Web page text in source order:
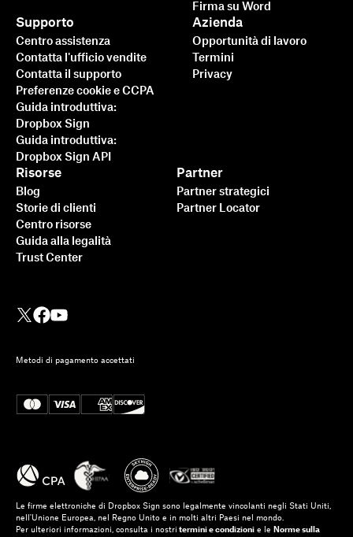
Più veloce, più intelligente,
più sicuro: ecco come
Dropbox Sign accelera il
business nel 2025
tutorial dettagliato
Ulteriori informazioni
Firma su Word
Supporto
Centro assistenza
Contatta l'ufficio vendite
Contatta il supporto
Preferenze cookie e CCPA
Guida introduttiva:
Dropbox Sign
Guida introduttiva:
Dropbox Sign API
Risorse
Blog
Storie di clienti
Centro risorse
Guida alla legalità
Trust Center
Partner
Partner strategici
Partner Locator
Azienda
Opportunità di lavoro
Termini
Privacy
Metodi di pagamento accettati
Le firme elettroniche di Dropbox Sign sono legalmente vincolanti negli Stati Uniti,
nell'Unione Europea, nel Regno Unito e in molti altri Paesi nel mondo.
Per ulteriori informazioni, consulta i nostri termini e condizioni e le Norme sulla